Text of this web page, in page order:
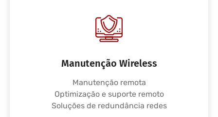
Manutenção Wireless
Manutenção remota
Optimização e suporte remoto
Soluções de redundância redes